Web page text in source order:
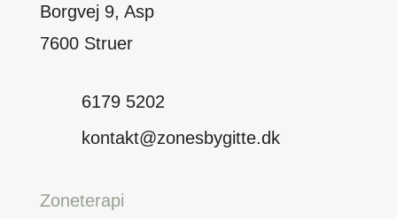
Borgvej 9, Asp
7600 Struer
6179 5202
kontakt@zonesbygitte.dk
Zoneterapi